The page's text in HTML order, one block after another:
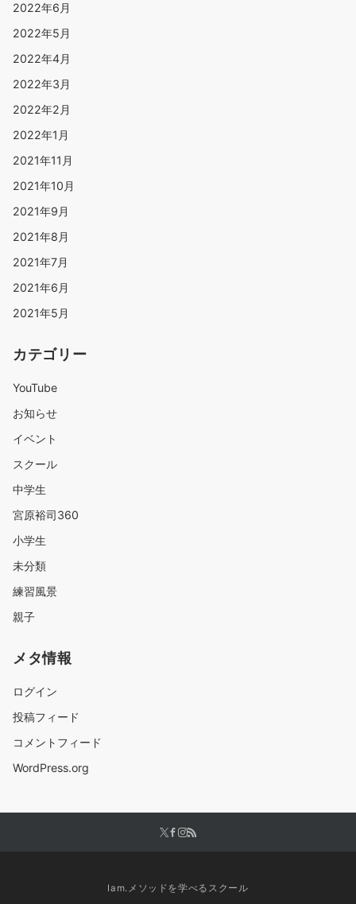
2022年6月
2022年5月
2022年4月
2022年3月
2022年2月
2022年1月
2021年11月
2021年10月
2021年9月
2021年8月
2021年7月
2021年6月
2021年5月
カテゴリー
YouTube
お知らせ
イベント
スクール
中学生
宮原裕司360
小学生
未分類
練習風景
親子
メタ情報
ログイン
投稿フィード
コメントフィード
WordPress.org
Iam.メソッドを学べるスクール